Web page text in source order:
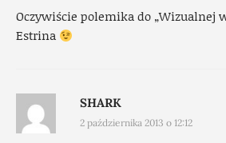
Oczywiście polemika do „Wizualnej
Estrina
SHARK
2 października 2013 o 12:12